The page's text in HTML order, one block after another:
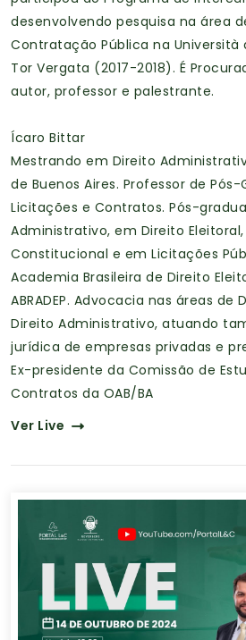
desenvolvendo pesquisa na área
Contratação Pública na Università
Tor Vergata (2017-2018). É
autor, professor e palestrante.
Ícaro Bittar
Mestrando em Direito
de Buenos Aires. Professor de
Licitações e Contratos. Pós-
Administrativo, em Direito
Constitucional e em Licitações
Academia Brasileira de Direito
ABRADEP. Advocacia nas áreas de
Direito Administrativo, atuando
jurídica de empresas privadas e
Ex-presidente da Comissão de
Contratos da OAB/BA
Ver Live